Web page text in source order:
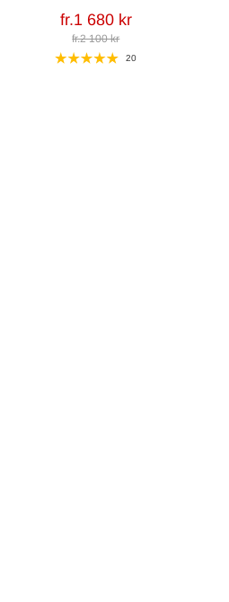
fr.1 680 kr
fr.2 100 kr
20